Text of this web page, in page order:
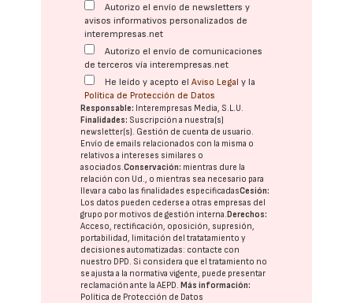
Autorizo el envío de newsletters y
avisos informativos personalizados de
interempresas.net
Autorizo el envío de comunicaciones
de terceros vía interempresas.net
He leído y acepto elAviso Legal y la
Política de Protección de Datos
Responsable: Interempresas Media, S.L.U.
Finalidades: Suscripción a nuestra(s)
newsletter(s). Gestión de cuenta de usuario.
Envío de emails relacionados con la misma o
relativos a intereses similares o
asociados.Conservación: mientras dure la
relación con Ud., o mientras sea necesario para
llevar a cabo las finalidades especificadasCesión:
Los datos pueden cederse a otras empresas del
grupo por motivos de gestión interna.Derechos:
Acceso, rectificación, oposición, supresión,
portabilidad, limitación del tratatamiento y
decisiones automatizadas: contacte con
nuestro DPD . Si considera que el tratamiento no
se ajusta a la normativa vigente, puede presentar
reclamación ante laAEPD .Más información:
Política de Protección de Datos